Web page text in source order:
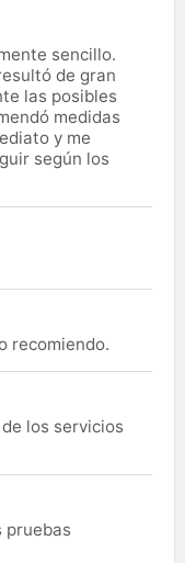
sencillo.
de gran
las posibles
medidas
y me
según los
recomiendo.
los servicios
pruebas